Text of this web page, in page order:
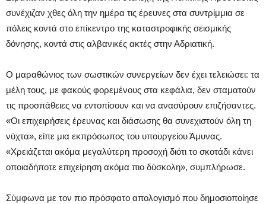
συνέχιζαν χθες όλη την ημέρα τις έρευνες στα συντρίμμια σε
πόλεις κοντά στο επίκεντρο της καταστροφικής σεισμικής
δόνησης, κοντά στις αλβανικές ακτές στην Αδριατική.
Ο μαραθώνιος των σωστικών συνεργείων δεν έχει τελειώσει: τα
μέλη τους, με φακούς φορεμένους στα κεφάλια, δεν σταματούν
τις προσπάθειες να εντοπίσουν και να ανασύρουν επιζήσαντες.
«Οι επιχειρήσεις έρευνας και διάσωσης θα συνεχιστούν όλη τη
νύχτα», είπε μια εκπρόσωπος του υπουργείου Άμυνας.
«Χρειάζεται ακόμα μεγαλύτερη προσοχή διότι το σκοτάδι κάνει
οποιαδήποτε επιχείρηση ακόμα πιο δύσκολη», συμπλήρωσε.
Σύμφωνα με τον πιο πρόσφατο απολογισμό που δημοσιοποίησε